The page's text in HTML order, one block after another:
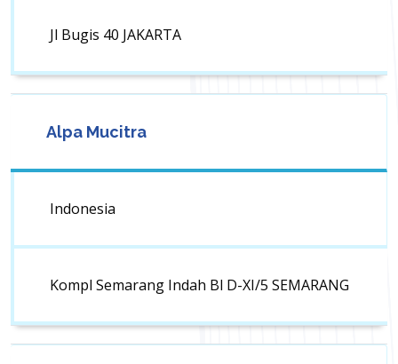
Jl Bugis 40 JAKARTA
Alpa Mucitra
Indonesia
Kompl Semarang Indah Bl D-XI/5 SEMARANG